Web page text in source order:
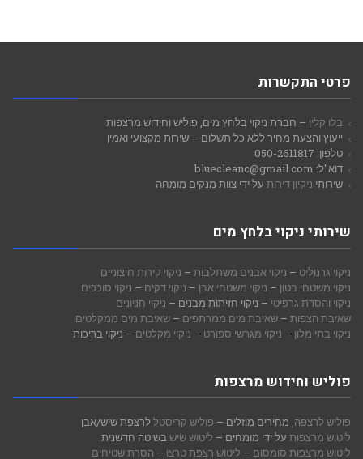
פרטי התקשרות
בלו קלין – חברת ניקוי בלחץ מים, פוליש וחידוש מרצפות
ייעוץ והצעת מחיר ללא כל תשלום – שירות מקצועי ואמין
טלפון: 050-2611817
דוא"ל: bluecleanc@gmail.com
שירותי ניקיון דירות על ידי צוות מנקים מומחה
שירותי ניקוי בלחץ מים
ניקוי גרנוליט – ניקוי אבנים משתלבות – ניקוי קירות חיצוניים
ניקוי משטחי בטון – ניקוי משטחי אבן – ניקוי דקים – ניקוי סוככים
ניקוי והסרת גרפיטי – ניקוי חזיתות מבנים – ניקוי חניונים
שאיבת הצפות – שאיבת מים ממרתפים – שאיבת מים ממקלטים
ניקוי בתי מלון – ניקוי מגרשי ספורט – ניקוי מקלטים – ניקוי בריכות
פוליש וחידוש מרצפות
פוליש לרצפה, מחירים מוזלים – פוליש קריסטל לרצפת שיש/אבן
ליטוש מרצפות על ידי מומחים – ליטוש שישבשיטה חדשנית
ליטוש מרצפות סומסום – ליטוש רצפת טרצו – הסרת שטיחים